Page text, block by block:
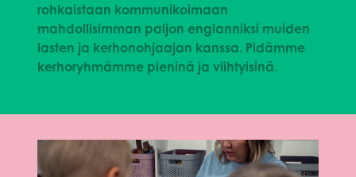
rohkaistaan kommunikoimaan
mahdollisimman paljon englanniksi muiden
lasten ja kerhonohjaajan kanssa. Pidämme
kerhoryhmämme pieninä ja viihtyisinä.